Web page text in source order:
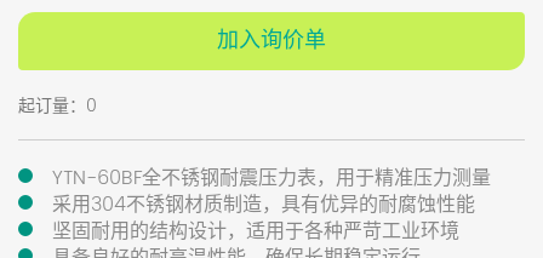
加入询价单
起订量：0
YTN-60BF全不锈钢耐震压力表，用于精准压力测量
采用304不锈钢材质制造，具有优异的耐腐蚀性能
坚固耐用的结构设计，适用于各种严苛工业环境